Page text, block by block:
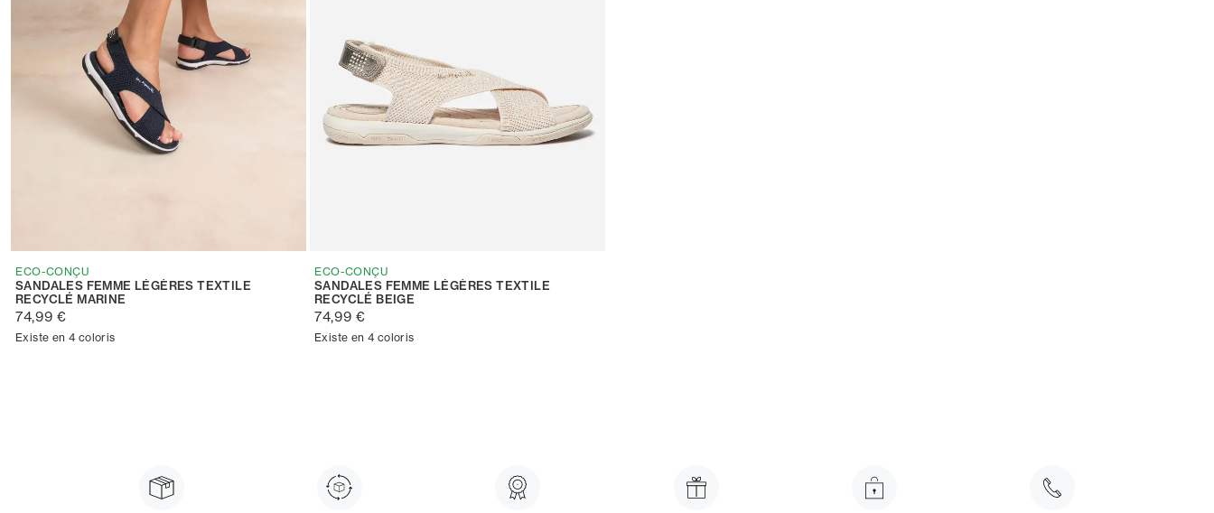
ECO-CONÇU
SANDALES FEMME LÉGÈRES TEXTILE
RECYCLÉ MARINE
74,99 €
Existe en 4 coloris
ECO-CONÇU
SANDALES FEMME LÉGÈRES TEXTILE
RECYCLÉ BEIGE
74,99 €
Existe en 4 coloris